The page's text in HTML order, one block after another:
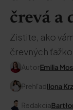
črevá
Zistite, ako
črevných
AutorEmilia
PrehľadIlona
Redakcia